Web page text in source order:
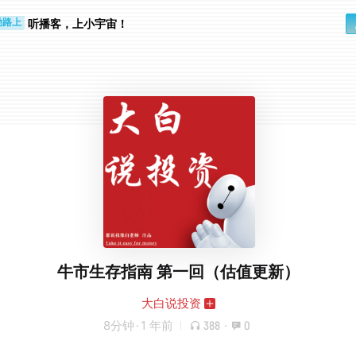
上 听播客，上小宇宙！
牛市生存指南 第一回（估值更新）
大白说投资
8分钟 · 1 年前 388 · 0